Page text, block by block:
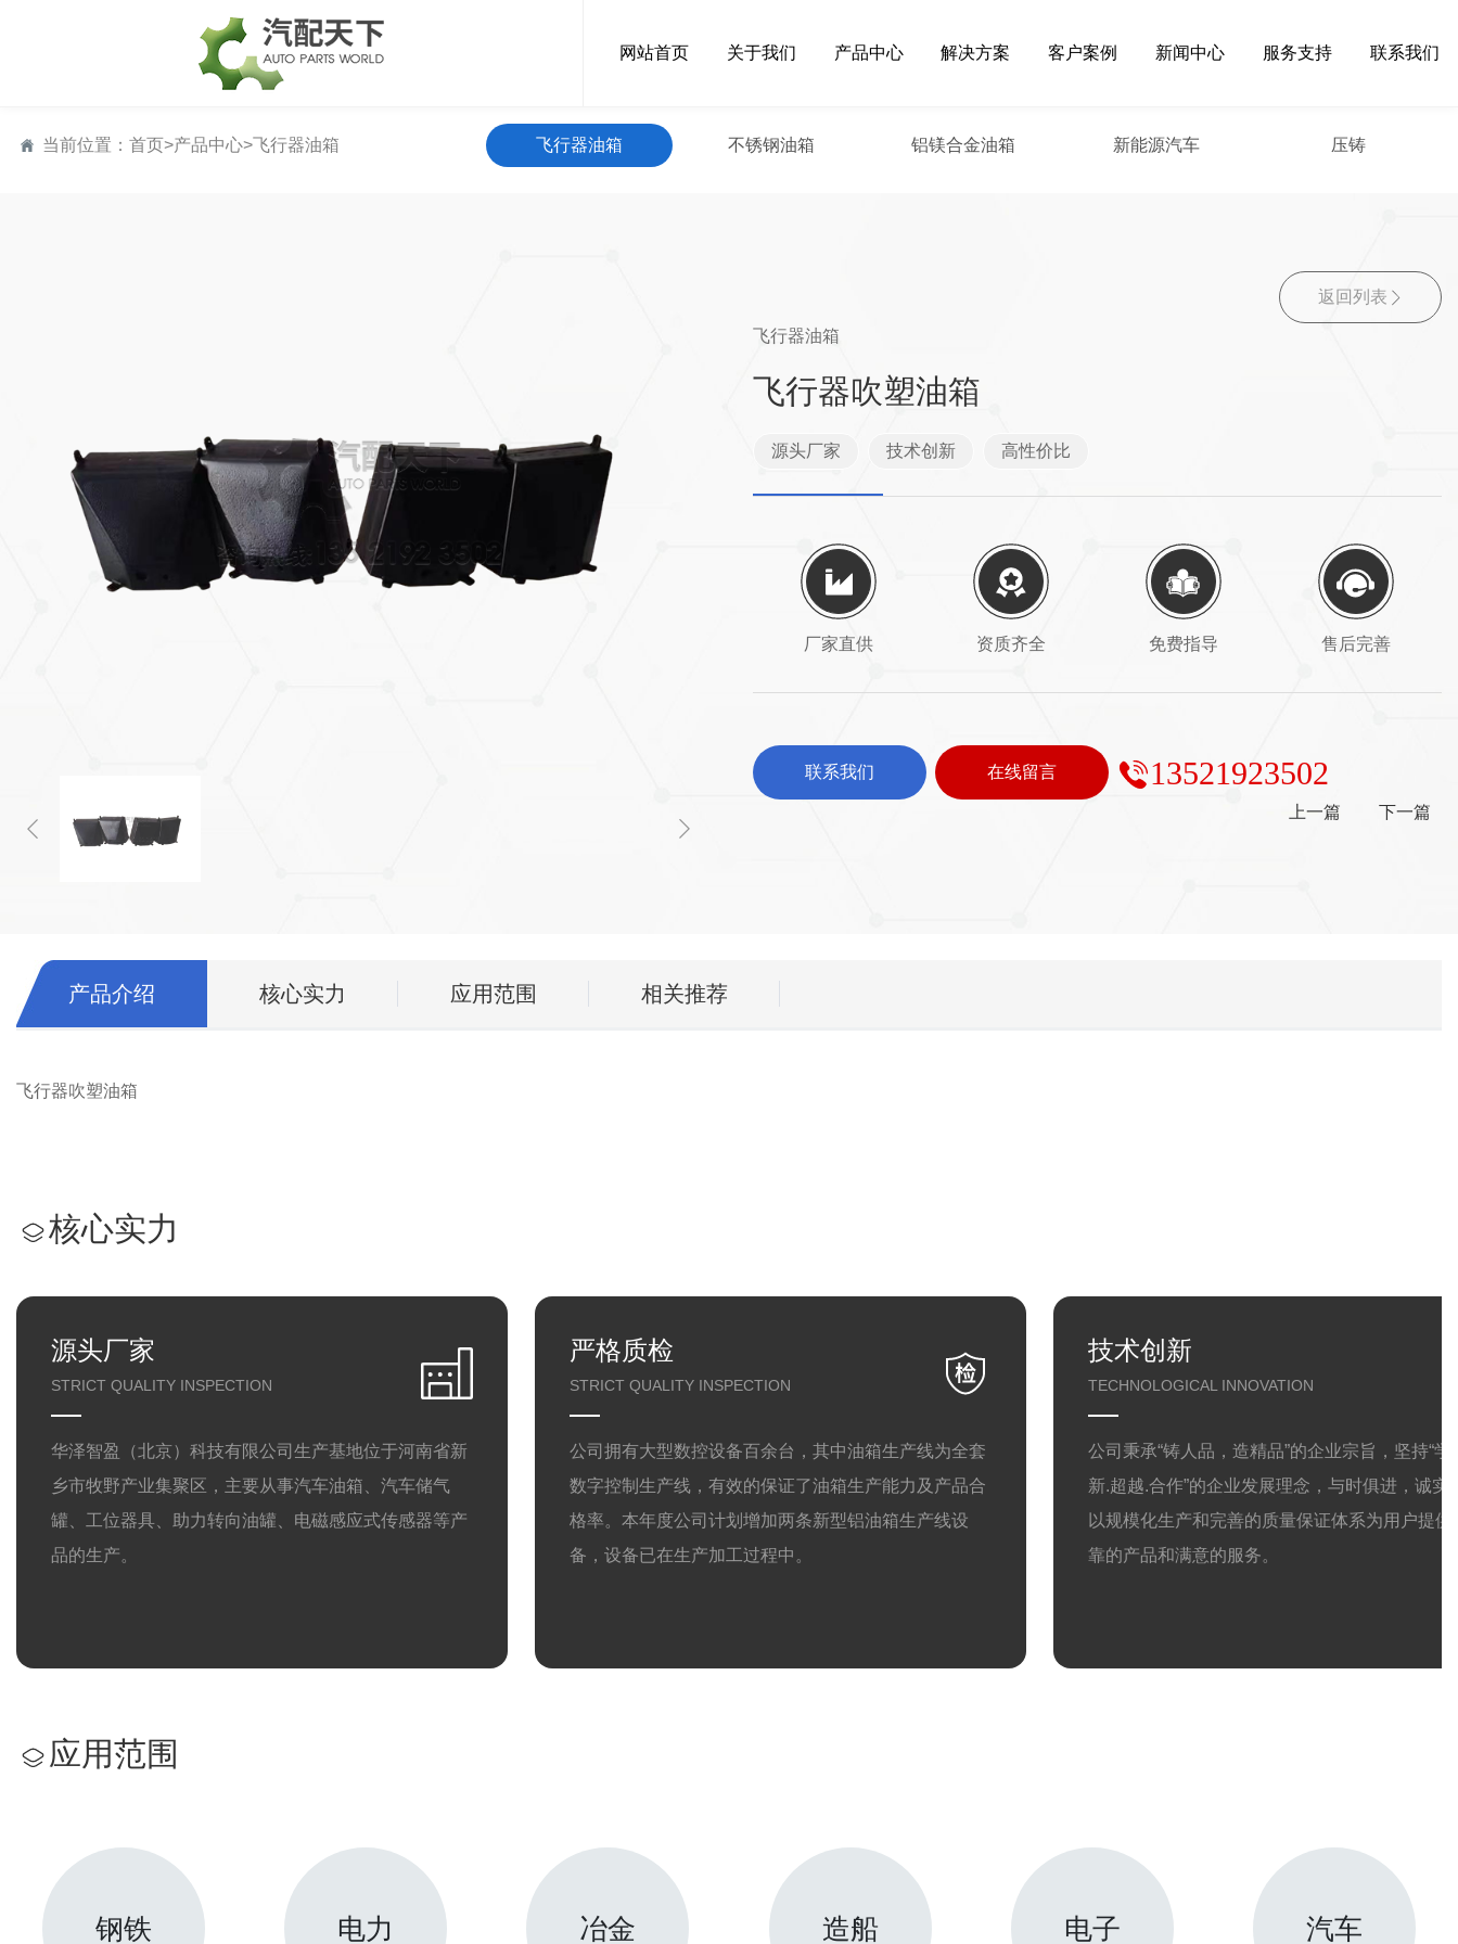
网站首页 关于我们 产品中心 解决方案 客户案例 新闻中心 服务支持 联系我们
当前位置： 首页>产品中心>飞行器油箱 飞行器油箱 不锈钢油箱 铝镁合金油箱 新能源汽车 压铸
返回列表
飞行器油箱
飞行器吹塑油箱
源头厂家 技术创新 高性价比
厂家直供 资质齐全 免费指导 售后完善
联系我们 在线留言 13521923502
上一篇 下一篇
产品介绍 核心实力 应用范围 相关推荐
飞行器吹塑油箱
核心实力
源头厂家
STRICT QUALITY INSPECTION
华泽智盈（北京）科技有限公司生产基地位于河南省新
乡市牧野产业集聚区，主要从事汽车油箱、汽车储气
罐、工位器具、助力转向油罐、电磁感应式传感器等产
品的生产。
严格质检
STRICT QUALITY INSPECTION
公司拥有大型数控设备百余台，其中油箱生产线为全套
数字控制生产线，有效的保证了油箱生产能力及产品合
格率。本年度公司计划增加两条新型铝油箱生产线设
备，设备已在生产加工过程中。
技术创新
TECHNOLOGICAL INNOVATION
公司秉承“铸人品，造精品”的企业宗旨，坚持“学
新.超越.合作”的企业发展理念，与时俱进，诚实
以规模化生产和完善的质量保证体系为用户提供
靠的产品和满意的服务。
应用范围
钢铁 电力 冶金 造船 电子 汽车